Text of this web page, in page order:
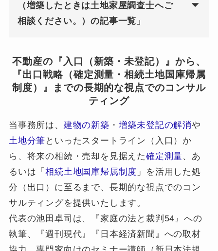
（増築したときは土地家屋調査士へご
相談ください。）の記事一覧」
不動産の『入口（新築・未登記）』から、
『出口戦略（確定測量・相続土地国庫帰属
制度）』までの長期的な視点でのコンサル
ティング
当事務所は、 建物の新築 ・ 増築未登記の解消や
土地分筆 といったスタートライン（入口）か
ら、将来の相続・売却を見据えた確定測量、あ
るいは「相続土地国庫帰属制度 」を活用した処
分（出口）に至るまで、長期的な視点でのコン
サルティングを提供いたします。
代表の池田卓司は、『家庭の法と裁判54』への
執筆、『週刊現代』『日本経済新聞』への取材